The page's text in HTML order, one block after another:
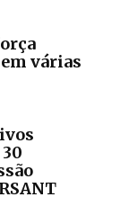
várias